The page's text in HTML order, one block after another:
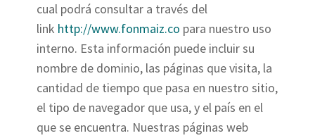
cual podrá consultar a través del
link http://www.fonmaiz.co para nuestro uso
interno. Esta información puede incluir su
nombre de dominio, las páginas que visita, la
cantidad de tiempo que pasa en nuestro sitio,
el tipo de navegador que usa, y el país en el
que se encuentra. Nuestras páginas web